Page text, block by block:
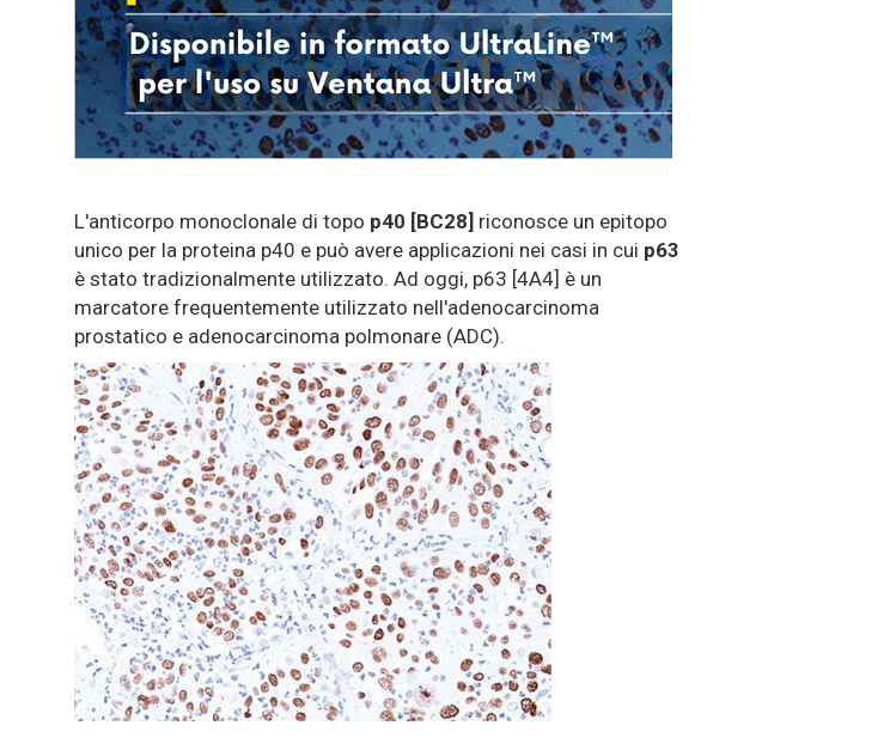
L'anticorpo monoclonale di topo p40 [BC28] riconosce un epitopo
unico per la proteina p40 e può avere applicazioni nei casi in cui p63
è stato tradizionalmente utilizzato. Ad oggi, p63 [4A4] è un
marcatore frequentemente utilizzato nell'adenocarcinoma
prostatico e adenocarcinoma polmonare (ADC).